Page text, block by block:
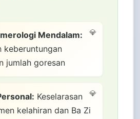
Mendalam:
keberuntungan
jumlah goresan
Keselarasan
kelahiran dan Ba Zi